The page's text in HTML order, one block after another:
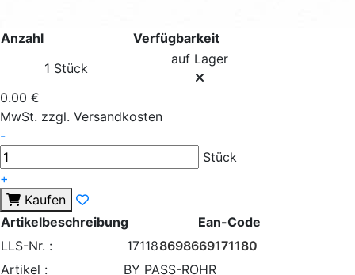
Anzahl
Verfügbarkeit
1 Stück
auf Lager
0.00 €
MwSt. zzgl. Versandkosten
-
Stück
+
Kaufen
Artikelbeschreibung
Ean-Code
LLS-Nr. :
171188698669171180
Artikel :
BY PASS-ROHR